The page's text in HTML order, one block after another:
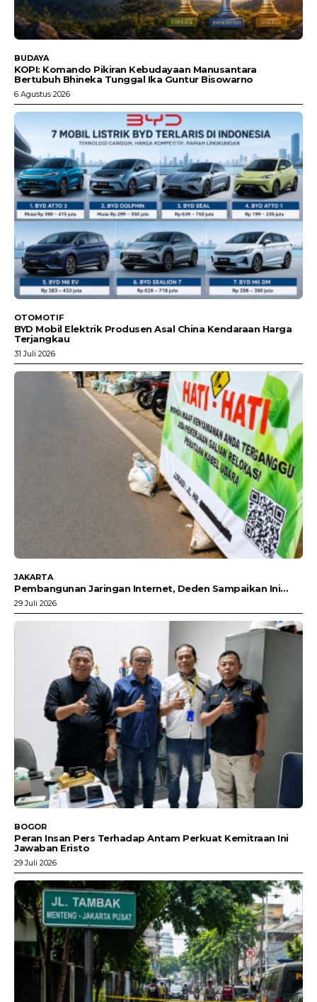
BUDAYA
KOPI: Komando Pikiran Kebudayaan Manusantara
Bertubuh Bhineka Tunggal Ika Guntur Bisowarno
6 Agustus 2026
OTOMOTIF
BYD Mobil Elektrik Produsen Asal China Kendaraan Harga
Terjangkau
31 Juli 2026
JAKARTA
Pembangunan Jaringan Internet, Deden Sampaikan Ini…
29 Juli 2026
BOGOR
Peran Insan Pers Terhadap Antam Perkuat Kemitraan Ini
Jawaban Eristo
29 Juli 2026